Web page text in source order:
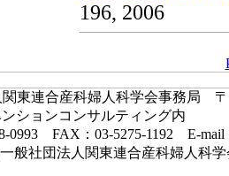
196, 2006
東連合産科婦人科学会事務局 〒
ションコンサルティング内
0993 FAX：03-5275-1192 E-mail
般社団法人関東連合産科婦人科